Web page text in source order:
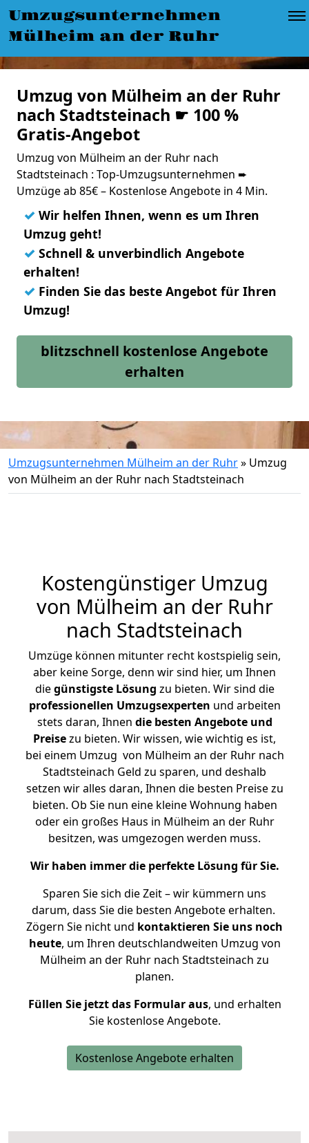
Umzugsunternehmen
Mülheim an der Ruhr
Umzug von Mülheim an der Ruhr
nach Stadtsteinach ☛ 100 %
Gratis-Angebot
Umzug von Mülheim an der Ruhr nach
Stadtsteinach : Top-Umzugsunternehmen ➨
Umzüge ab 85€ – Kostenlose Angebote in 4 Min.
✓ Wir helfen Ihnen, wenn es um Ihren
Umzug geht!
✓ Schnell & unverbindlich Angebote
erhalten!
✓ Finden Sie das beste Angebot für Ihren
Umzug!
blitzschnell kostenlose Angebote
erhalten
Umzugsunternehmen Mülheim an der Ruhr» Umzug
von Mülheim an der Ruhr nach Stadtsteinach
Kostengünstiger Umzug
von Mülheim an der Ruhr
nach Stadtsteinach
Umzüge können mitunter recht kostspielig sein,
aber keine Sorge, denn wir sind hier, um Ihnen
diegünstigste Lösung zu bieten. Wir sind die
professionellen Umzugsexperten und arbeiten
stets daran, Ihnen die besten Angebote und
Preisezu bieten. Wir wissen, wie wichtig es ist,
bei einem Umzug von Mülheim an der Ruhr nach
Stadtsteinach Geld zu sparen, und deshalb
setzen wir alles daran, Ihnen die besten Preise zu
bieten. Ob Sie nun eine kleine Wohnung haben
oder ein großes Haus in Mülheim an der Ruhr
besitzen, was umgezogen werden muss.
Wir haben immer die perfekte Lösung für Sie.
Sparen Sie sich die Zeit – wir kümmern uns
darum, dass Sie die besten Angebote erhalten.
Zögern Sie nicht und kontaktieren Sie uns noch
heute, um Ihren deutschlandweiten Umzug von
Mülheim an der Ruhr nach Stadtsteinach zu
planen.
Füllen Sie jetzt das Formular aus, und erhalten
Sie kostenlose Angebote.
Kostenlose Angebote erhalten